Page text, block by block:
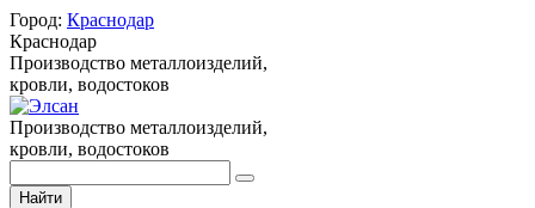
Город: Краснодар
Краснодар
Производство металлоизделий,
кровли, водостоков
Производство металлоизделий,
кровли, водостоков
Найти